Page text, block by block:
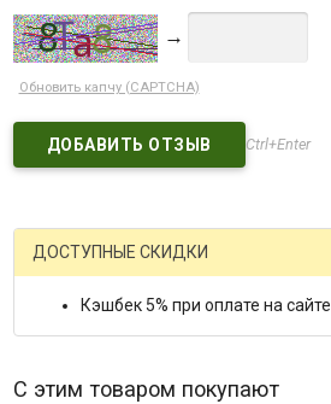
→
Обновить капчу (CAPTCHA)
Ctrl+Enter
ДОСТУПНЫЕ СКИДКИ
Кэшбек 5% при оплате на сайте
С этим товаром покупают